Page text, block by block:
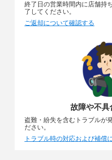
終了日の営業時間内に店舗持
了してください。
ご返却について確認する
故障や不具
盗難・紛失を含むトラブルが
ださい。
トラブル時の対応および補償